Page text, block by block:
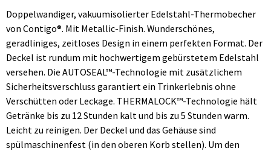
Doppelwandiger, vakuumisolierter Edelstahl-Thermobecher
von Contigo®. Mit Metallic-Finish. Wunderschönes,
geradliniges, zeitloses Design in einem perfekten Format. Der
Deckel ist rundum mit hochwertigem gebürstetem Edelstahl
versehen. Die AUTOSEAL™-Technologie mit zusätzlichem
Sicherheitsverschluss garantiert ein Trinkerlebnis ohne
Verschütten oder Leckage. THERMALOCK™-Technologie hält
Getränke bis zu 12 Stunden kalt und bis zu 5 Stunden warm.
Leicht zu reinigen. Der Deckel und das Gehäuse sind
spülmaschinenfest (in den oberen Korb stellen). Um den